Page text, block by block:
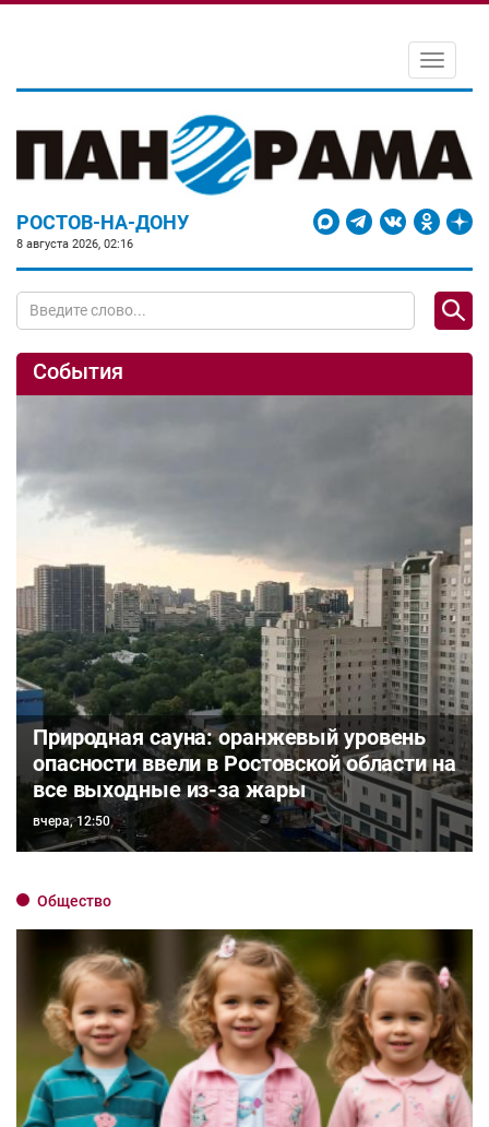
Toggle
РОСТОВ-НА-ДОНУ
8 августа 2026, 02:16
События
Природная сауна: оранжевый уровень
опасности ввели в Ростовской области на
все выходные из-за жары
вчера, 12:50
Общество